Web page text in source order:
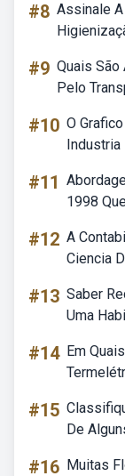
#8 Assinale
#9 Quais
Pelo
#10 O
Industria
#11
1998
#12 A
Ciencia
#13 Saber
Uma
#14 Em
#15
De
#16 Muitas